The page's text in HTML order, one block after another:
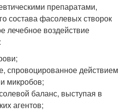
препаратами,
состава фасолевых створок
лечебное воздействие
спровоцированное действием
микробов;
баланс, выступая в
агентов;